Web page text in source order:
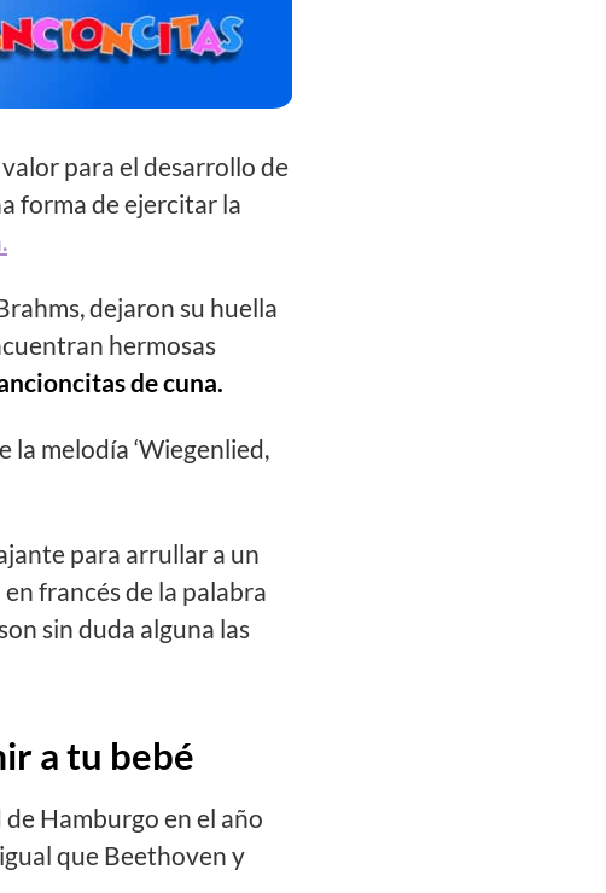
para el desarrollo de
forma de ejercitar la
dejaron su huella
hermosas
de cuna.
la melodía ‘Wiegenlied,
para arrullar a un
francés de la palabra
sin duda alguna las
a tu bebé
Hamburgo en el año
que Beethoven y